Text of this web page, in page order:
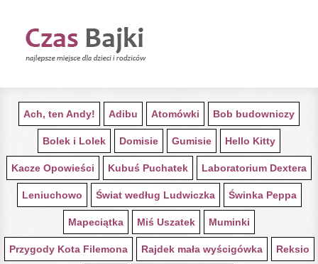
STRONA GŁÓWNA Z BAJKAMI
Ach, ten Andy! Adibu Atomówki Bob budowniczy
Bolek i Lolek Domisie Gumisie Hello Kitty
Kacze Opowieści Kubuś Puchatek Laboratorium Dextera
Leniuchowo Świat według Ludwiczka Świnka Peppa
Mapeciątka Miś Uszatek Muminki
Przygody Kota Filemona Rajdek mała wyścigówka Reksio